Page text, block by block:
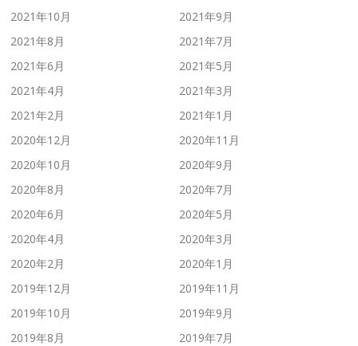
2021年10月
2021年9月
2021年8月
2021年7月
2021年6月
2021年5月
2021年4月
2021年3月
2021年2月
2021年1月
2020年12月
2020年11月
2020年10月
2020年9月
2020年8月
2020年7月
2020年6月
2020年5月
2020年4月
2020年3月
2020年2月
2020年1月
2019年12月
2019年11月
2019年10月
2019年9月
2019年8月
2019年7月